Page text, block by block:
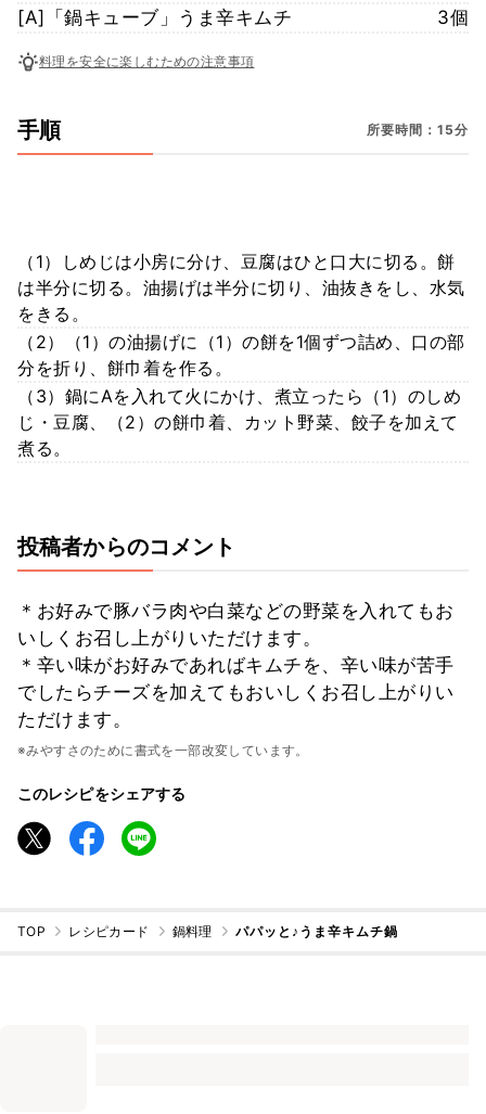
[A]「鍋キューブ」うま辛キムチ
3個
料理を安全に楽しむための注意事項
手順 所要時間：15分
（1）しめじは小房に分け、豆腐はひと口大に切る。餅
は半分に切る。油揚げは半分に切り、油抜きをし、水気
をきる。
（2）（1）の油揚げに（1）の餅を1個ずつ詰め、口の部
分を折り、餅巾着を作る。
（3）鍋にAを入れて火にかけ、煮立ったら（1）のしめ
じ・豆腐、（2）の餅巾着、カット野菜、餃子を加えて
煮る。
投稿者からのコメント
＊お好みで豚バラ肉や白菜などの野菜を入れてもお
いしくお召し上がりいただけます。
＊辛い味がお好みであればキムチを、辛い味が苦手
でしたらチーズを加えてもおいしくお召し上がりい
ただけます。
※みやすさのために書式を一部改変しています。
このレシピをシェアする
TOP レシピカード 鍋料理 パパッと♪うま辛キムチ鍋